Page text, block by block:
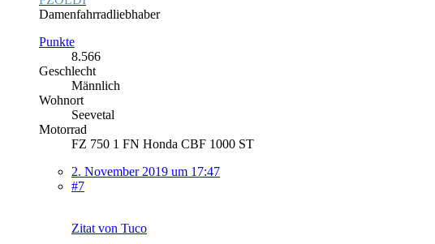
Damenfahrradliebhaber
Punkte
8.566
Geschlecht
Männlich
Wohnort
Seevetal
Motorrad
FZ 750 1 FN Honda CBF 1000 ST
2. November 2019 um 17:47
#7
Zitat von Tuco